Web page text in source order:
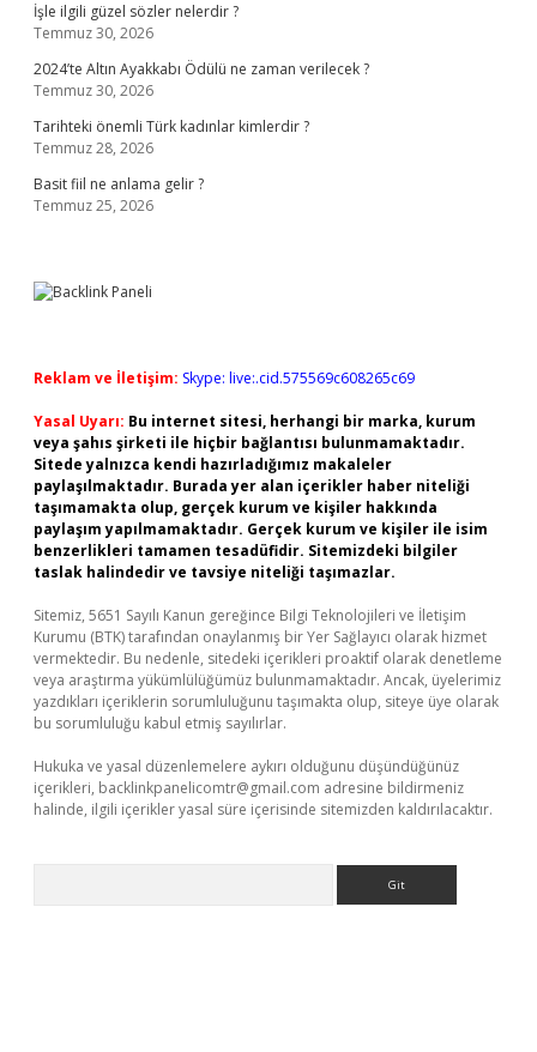
İşle ilgili güzel sözler nelerdir ?
Temmuz 30, 2026
2024’te Altın Ayakkabı Ödülü ne zaman verilecek ?
Temmuz 30, 2026
Tarihteki önemli Türk kadınlar kimlerdir ?
Temmuz 28, 2026
Basit fiil ne anlama gelir ?
Temmuz 25, 2026
Reklam ve İletişim: Skype: live:.cid.575569c608265c69
Yasal Uyarı: Bu internet sitesi, herhangi bir marka, kurum
veya şahıs şirketi ile hiçbir bağlantısı bulunmamaktadır.
Sitede yalnızca kendi hazırladığımız makaleler
paylaşılmaktadır. Burada yer alan içerikler haber niteliği
taşımamakta olup, gerçek kurum ve kişiler hakkında
paylaşım yapılmamaktadır. Gerçek kurum ve kişiler ile isim
benzerlikleri tamamen tesadüfidir. Sitemizdeki bilgiler
taslak halindedir ve tavsiye niteliği taşımazlar.
Sitemiz, 5651 Sayılı Kanun gereğince Bilgi Teknolojileri ve İletişim
Kurumu (BTK) tarafından onaylanmış bir Yer Sağlayıcı olarak hizmet
vermektedir. Bu nedenle, sitedeki içerikleri proaktif olarak denetleme
veya araştırma yükümlülüğümüz bulunmamaktadır. Ancak, üyelerimiz
yazdıkları içeriklerin sorumluluğunu taşımakta olup, siteye üye olarak
bu sorumluluğu kabul etmiş sayılırlar.
Hukuka ve yasal düzenlemelere aykırı olduğunu düşündüğünüz
içerikleri, backlinkpanelicomtr@gmail.com adresine bildirmeniz
halinde, ilgili içerikler yasal süre içerisinde sitemizden kaldırılacaktır.